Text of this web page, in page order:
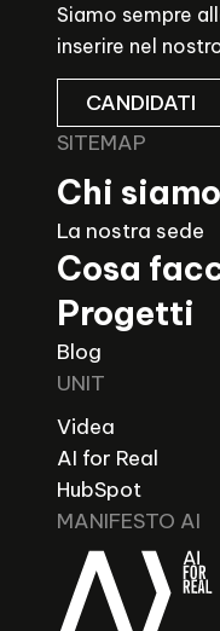
Siamo sempre
inserire nel
CANDIDATI
SITEMAP
Chi siamo
La nostra sede
Cosa
Progetti
Blog
UNIT
Videa
AI for Real
HubSpot
MANIFESTO AI